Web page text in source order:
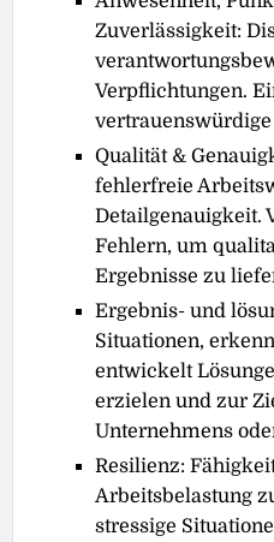
Zuverlässigkeit:
Verpflichtungen.
Qualität &
fehlerfreie
Detailgenauigkeit.
Fehlern, um
Ergebnisse zu
Ergebnis- und
Situationen,
entwickelt
erzielen und zur
Unternehmens
Resilienz:
Arbeitsbelastung
stressige